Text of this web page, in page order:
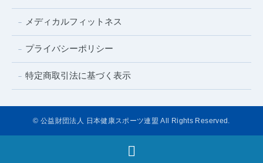
メディカルフィットネス
プライバシーポリシー
特定商取引法に基づく表示
© 公益財団法人 日本健康スポーツ連盟 All Rights Reserved.